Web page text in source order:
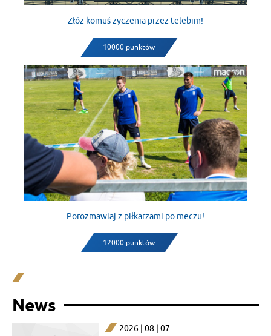
Złóż komuś życzenia przez telebim!
10000 punktów
Porozmawiaj z piłkarzami po meczu!
12000 punktów
News
2026 | 08 | 07